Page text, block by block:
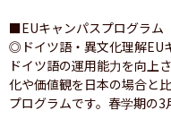
■EUキャンパスプログラム
◎ドイツ語・異文化理解EU
ドイツ語の運用能力を向上
化や価値観を日本の場合と
プログラムです。春学期の3